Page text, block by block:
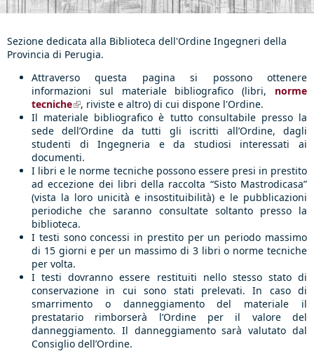
Sezione dedicata alla Biblioteca dell'Ordine Ingegneri della
Provincia di Perugia.
Attraverso questa pagina si possono ottenere
informazioni sul materiale bibliografico (libri, norme
tecniche(link is external)
, riviste e altro) di cui dispone l'Ordine.
Il materiale bibliografico è tutto consultabile presso la
sede dell’Ordine da tutti gli iscritti all’Ordine, dagli
studenti di Ingegneria e da studiosi interessati ai
documenti.
I libri e le norme tecniche possono essere presi in prestito
ad eccezione dei libri della raccolta “Sisto Mastrodicasa”
(vista la loro unicità e insostituibilità) e le pubblicazioni
periodiche che saranno consultate soltanto presso la
biblioteca.
I testi sono concessi in prestito per un periodo massimo
di 15 giorni e per un massimo di 3 libri o norme tecniche
per volta.
I testi dovranno essere restituiti nello stesso stato di
conservazione in cui sono stati prelevati. In caso di
smarrimento o danneggiamento del materiale il
prestatario rimborserà l’Ordine per il valore del
danneggiamento. Il danneggiamento sarà valutato dal
Consiglio dell’Ordine.